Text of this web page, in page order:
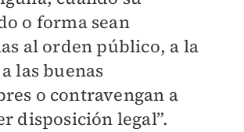
o forma sean
al orden público, a la
las buenas
o contravengan a
disposición legal”.